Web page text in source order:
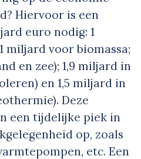
Hiervoor is een
euro nodig: 1
miljard voor biomassa;
en zee); 1,9 miljard in
en 1,5 miljard in
Deze
een tijdelijke piek in
op, zoals
etc. Een